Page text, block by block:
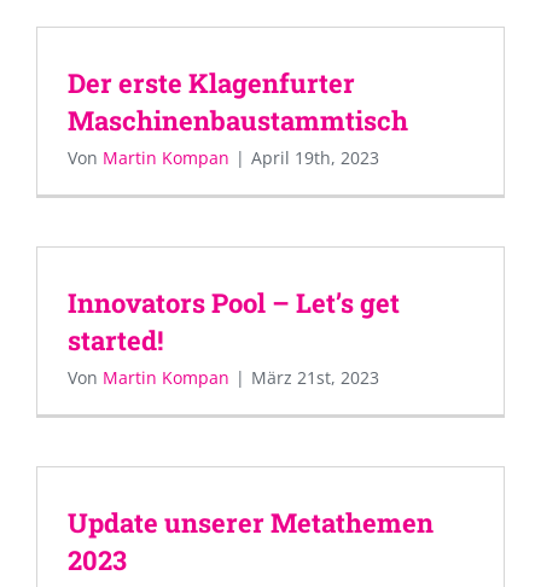
Der erste Klagenfurter
Maschinenbaustammtisch
Von Martin Kompan | April 19th, 2023
Innovators Pool – Let’s get
started!
Von Martin Kompan | März 21st, 2023
Update unserer Metathemen
2023